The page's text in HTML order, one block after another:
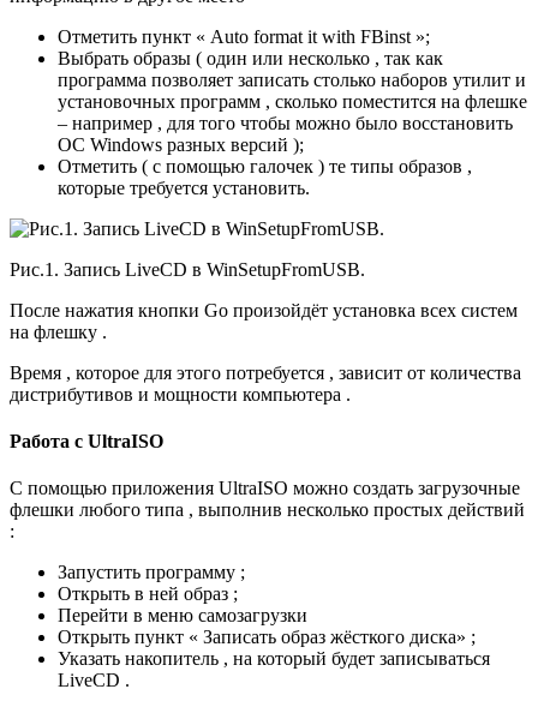
Отметить пункт « Auto format it with FBinst »;
Выбрать образы ( один или несколько , так как
программа позволяет записать столько наборов утилит и
установочных программ , сколько поместится на флешке
– например , для того чтобы можно было восстановить
ОС Windows разных версий );
Отметить ( с помощью галочек ) те типы образов ,
которые требуется установить.
Рис.1. Запись LiveCD в WinSetupFromUSB.
После нажатия кнопки Go произойдёт установка всех систем
на флешку .
Время , которое для этого потребуется , зависит от количества
дистрибутивов и мощности компьютера .
Работа с UltraISO
С помощью приложения UltraISO можно создать загрузочные
флешки любого типа , выполнив несколько простых действий
:
Запустить программу ;
Открыть в ней образ ;
Перейти в меню самозагрузки
Открыть пункт « Записать образ жёсткого диска» ;
Указать накопитель , на который будет записываться
LiveCD .